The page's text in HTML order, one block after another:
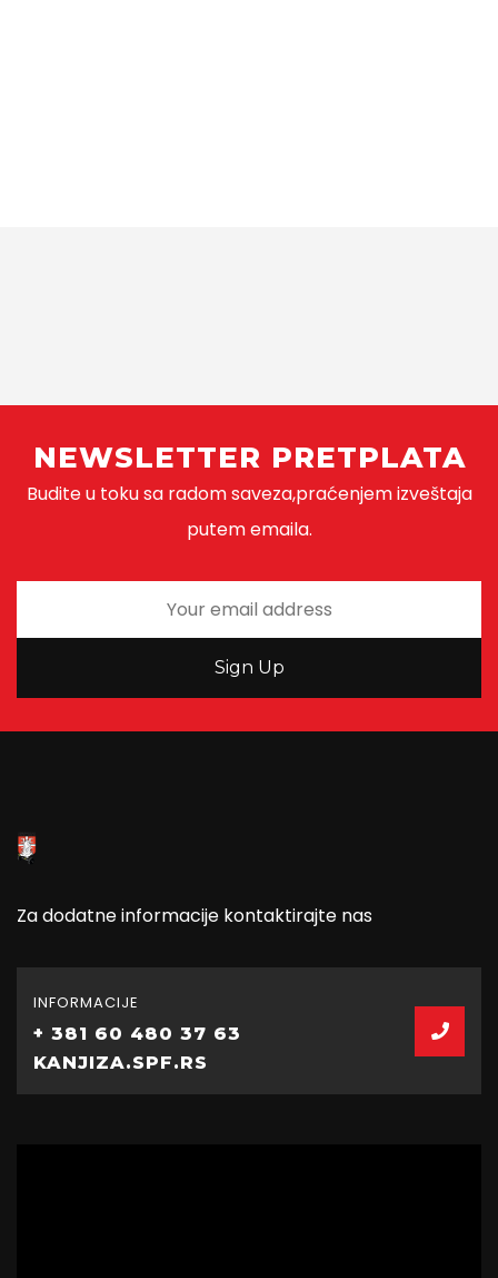
NEWSLETTER PRETPLATA
Budite u toku sa radom saveza,praćenjem izveštaja
putem emaila.
Za dodatne informacije kontaktirajte nas
INFORMACIJE
+ 381 60 480 37 63
KANJIZA.SPF.RS